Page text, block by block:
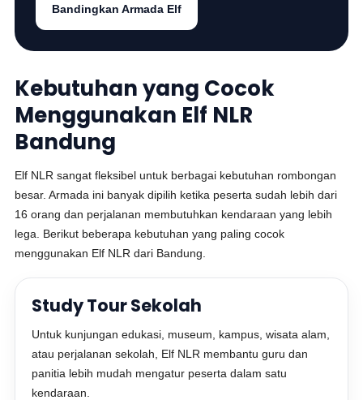
Bandingkan Armada Elf
Kebutuhan yang Cocok
Menggunakan Elf NLR
Bandung
Elf NLR sangat fleksibel untuk berbagai kebutuhan rombongan
besar. Armada ini banyak dipilih ketika peserta sudah lebih dari
16 orang dan perjalanan membutuhkan kendaraan yang lebih
lega. Berikut beberapa kebutuhan yang paling cocok
menggunakan Elf NLR dari Bandung.
Study Tour Sekolah
Untuk kunjungan edukasi, museum, kampus, wisata alam,
atau perjalanan sekolah, Elf NLR membantu guru dan
panitia lebih mudah mengatur peserta dalam satu
kendaraan.